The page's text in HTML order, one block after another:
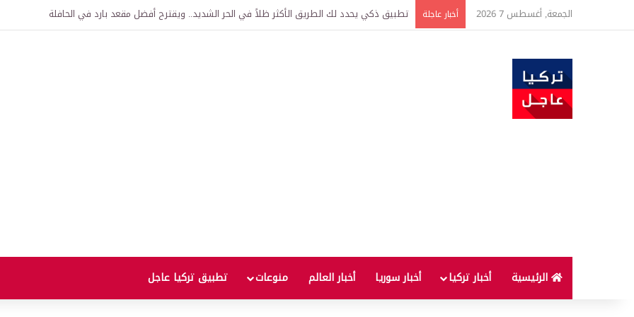
الجمعة, أغسطس 7 2026 أخبار عاجلة تركيا وسوريا توقعان اتفاقية لإنشاء “الجامعة السورية التركية” في دمشق.. منح دراسية واعتراف بالشهادات
الرئيسية أخبار تركيا أخبار سوريا أخبار العالم منوعات تطبيق تركيا عاجل